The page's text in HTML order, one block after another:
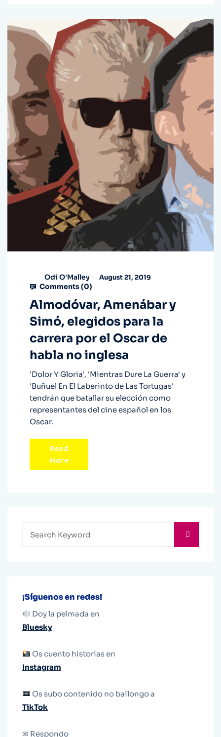
Odi O'Malley August 21, 2019
Comments (0)
Almodóvar, Amenábar y
Simó, elegidos para la
carrera por el Oscar de
habla no inglesa
'Dolor Y Gloria', 'Mientras Dure La Guerra' y
'Buñuel En El Laberinto de Las Tortugas'
tendrán que batallar su elección como
representantes del cine español en los
Oscar.
Read
More
¡Síguenos en redes!
Doy la pelmada en
Bluesky
Os cuento historias en
Instagram
Os subo contenido no bailongo a
TikTok
✉ Respondo